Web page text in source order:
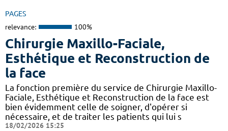
PAGES
relevance: 100%
Chirurgie Maxillo-Faciale,
Esthétique et Reconstruction de
la face
La fonction première du service de Chirurgie Maxillo-
Faciale, Esthétique et Reconstruction de la face est
bien évidemment celle de soigner, d'opérer si
nécessaire, et de traiter les patients qui lui s
18/02/2026 15:25